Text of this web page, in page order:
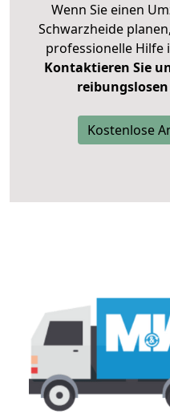
Wenn Sie einen
Schwarzheide
professionelle Hilfe
Kontaktieren Sie
Kostenlose